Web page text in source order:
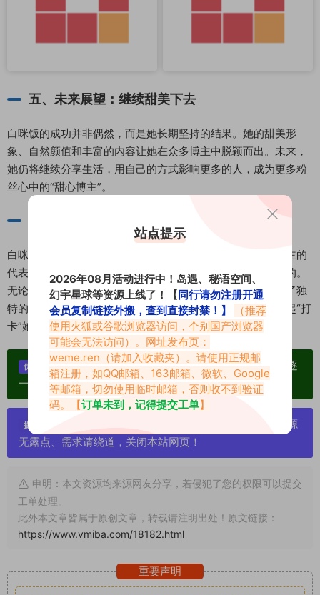
五、未来展望：继续甜美下去
白咪饭的成功并非偶然，而是她长期坚持的结果。她的甜美形
象、自然颜值和丰富的内容让她在众多博主中脱颖而出。未来，
她仍将继续分享生活，用自己的方式影响更多的人，成为更多粉
丝心中的“甜心博主”。
白咪饭用她的甜美和真诚征服了无数网友，成为微胖颜值博主的
代表之一。她的成长历程告诉我们，真实的美才是最打动人的。
无论是妆容、穿搭，还是日常生活，她都用自己的方式展现了独
特的魅力。期待她未来继续带来更多精彩的内容，让我们一起“打
卡”她的甜美世界！
优势：
单个博主作品统一整合分享、素材高度去重复、逐
一归档方便收藏！
提示：
严禁搬运资源链接，一经发现封号处理，素材资源
无露点、需求请绕道，关闭本站网页！
申明：本文资源均来源网友分享，若侵犯了您的权限可以提交
工单处理。
此外本文章皆属于原创文章，转载请注明出处！原文链接：
https://www.vmiba.com/18182.html
重要声明
站点提示
2026年08月活动进行中！岛遇、秘语空间、
幻宇星球等资源上线了！【同行请勿注册开通
会员复制链接外搬，查到直接封禁！】
（推荐
使用火狐或谷歌浏览器访问，个别国产浏览器
可能会无法访问）。网址发布页：
weme.ren （请加入收藏夹）。请使用正规邮
箱注册，如QQ邮箱、163邮箱、微软、Google
等邮箱，切勿使用临时邮箱，否则收不到验证
码。【订单未到，记得提交工单】